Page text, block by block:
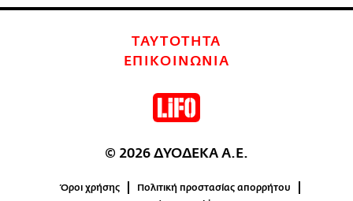
ΤΑΥΤΟΤΗΤΑ
ΕΠΙΚΟΙΝΩΝΙΑ
© 2026 ΔΥΟΔΕΚΑ Α.Ε.
Όροι χρήσης
Πολιτική προστασίας απορρήτου